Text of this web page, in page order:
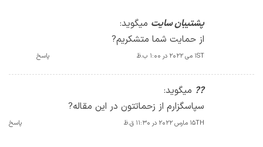
پشتیبان سایت میگوید:
از حمایت شما متشکریم?
1ST می 2022 در 1:00 ب.ظ پاسخ
?? میگوید:
سپاسگزارم از زحماتتون در این مقاله?
15TH مارس 2022 در 11:30 ق.ظ پاسخ